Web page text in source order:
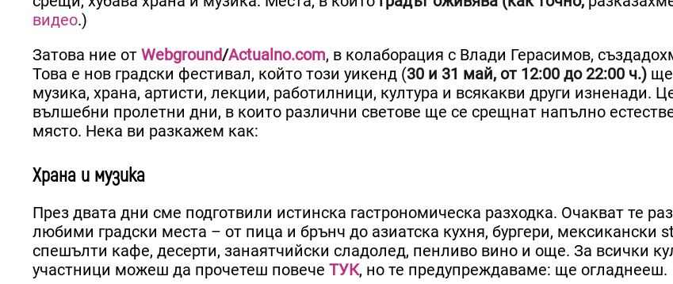
видео.)
Затова ние от Webground/Actualno.com, в колаборация с Влади Герасимов,
Това е нов градски фестивал, който този уикенд (30 и 31 май, от 12:00 до 22:00 ч.)
музика, храна, артисти, лекции, работилници, култура и всякакви други изненади.
вълшебни пролетни дни, в които различни светове ще се срещнат напълно
място. Нека ви разкажем как:
Храна и музика
През двата дни сме подготвили истинска гастрономическа разходка. Очакват те
любими градски места – от пица и брънч до азиатска кухня, бургери, мексикански
спешълти кафе, десерти, занаятчийски сладолед, пенливо вино и още. За всички
участници можеш да прочетеш повече ТУК, но те предупреждаваме: ще огладнееш.